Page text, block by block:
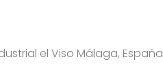
el Viso Málaga, España